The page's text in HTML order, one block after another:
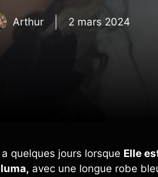
Arthur 2 mars 2024
quelques jours lorsque Elle
avec une longue robe